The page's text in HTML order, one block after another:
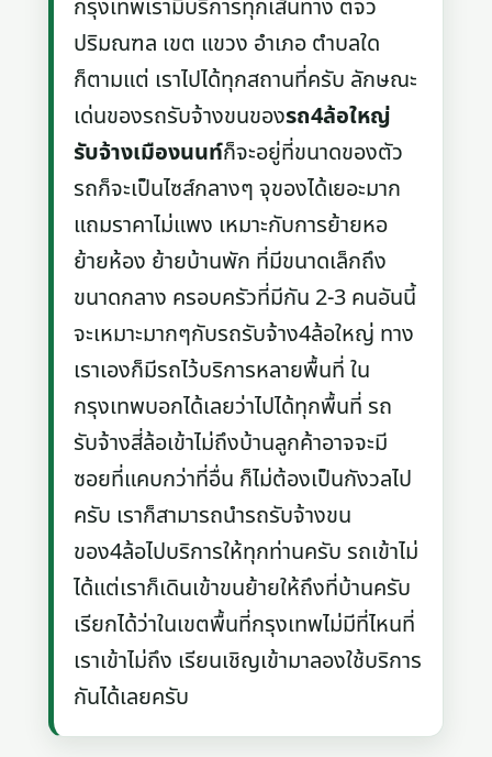
กรุงเทพเรามีบริการทุกเส้นทาง ตจว
ปริมณฑล เขต แขวง อำเภอ ตำบลใด
ก็ตามแต่ เราไปได้ทุกสถานที่ครับ ลักษณะ
เด่นของรถรับจ้างขนของรถ4ล้อใหญ่
รับจ้างเมืองนนท์ก็จะอยู่ที่ขนาดของตัว
รถก็จะเป็นไซส์กลางๆ จุของได้เยอะมาก
แถมราคาไม่แพง เหมาะกับการย้ายหอ
ย้ายห้อง ย้ายบ้านพัก ที่มีขนาดเล็กถึง
ขนาดกลาง ครอบครัวที่มีกัน 2-3 คนอันนี้
จะเหมาะมากๆกับรถรับจ้าง4ล้อใหญ่ ทาง
เราเองก็มีรถไว้บริการหลายพื้นที่ ใน
กรุงเทพบอกได้เลยว่าไปได้ทุกพื้นที่ รถ
รับจ้างสี่ล้อเข้าไม่ถึงบ้านลูกค้าอาจจะมี
ซอยที่แคบกว่าที่อื่น ก็ไม่ต้องเป็นกังวลไป
ครับ เราก็สามารถนำรถรับจ้างขน
ของ4ล้อไปบริการให้ทุกท่านครับ รถเข้าไม่
ได้แต่เราก็เดินเข้าขนย้ายให้ถึงที่บ้านครับ
เรียกได้ว่าในเขตพื้นที่กรุงเทพไม่มีที่ไหนที่
เราเข้าไม่ถึง เรียนเชิญเข้ามาลองใช้บริการ
กันได้เลยครับ